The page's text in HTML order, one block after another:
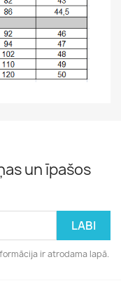
un īpašos
ir atrodama lapā.